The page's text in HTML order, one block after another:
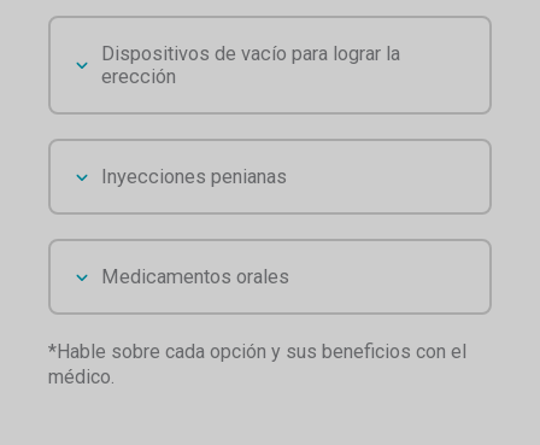
Dispositivos de vacío para lograr la
erección
Inyecciones penianas
Medicamentos orales
*Hable sobre cada opción y sus beneficios con el
médico.